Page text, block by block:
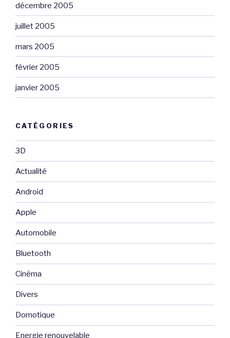
décembre 2005
juillet 2005
mars 2005
février 2005
janvier 2005
CATÉGORIES
3D
Actualité
Android
Apple
Automobile
Bluetooth
Cinéma
Divers
Domotique
Energie renouvelable